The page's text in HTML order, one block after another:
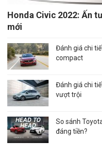
Honda Civic 2022: Ấn
mới
Đánh giá chi
compact
Đánh giá chi
vượt trội
So sánh
đáng tiền?